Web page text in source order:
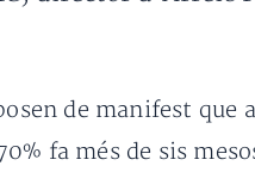
de manifest
fa més de sis